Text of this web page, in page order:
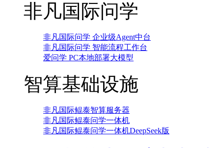
非凡国际问学
非凡国际问学 企业级Agent中台
非凡国际问学 智能流程工作台
爱问学 PC本地部署大模型
智算基础设施
非凡国际鲲泰智算服务器
非凡国际鲲泰问学一体机
非凡国际鲲泰问学一体机DeepSeek版